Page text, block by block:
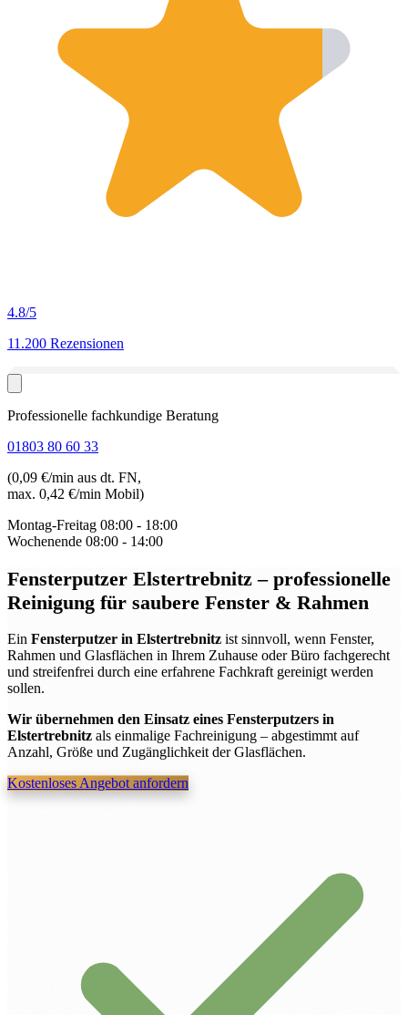
4.8/5
11.200 Rezensionen
Professionelle fachkundige Beratung
01803 80 60 33
(0,09 €/min aus dt. FN,
max. 0,42 €/min Mobil)
Montag-Freitag 08:00 - 18:00
Wochenende 08:00 - 14:00
Fensterputzer Elstertrebnitz– professionelle
Reinigung für saubere Fenster & Rahmen
Ein Fensterputzer in Elstertrebnitz ist sinnvoll, wenn Fenster,
Rahmen und Glasflächen in Ihrem Zuhause oder Büro fachgerecht
und streifenfrei durch eine erfahrene Fachkraft gereinigt werden
sollen.
Wir übernehmen den Einsatz eines Fensterputzers in
Elstertrebnitz als einmalige Fachreinigung – abgestimmt auf
Anzahl, Größe und Zugänglichkeit der Glasflächen.
Kostenloses Angebot anfordern